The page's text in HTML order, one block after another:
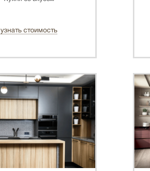
узнать стоимость